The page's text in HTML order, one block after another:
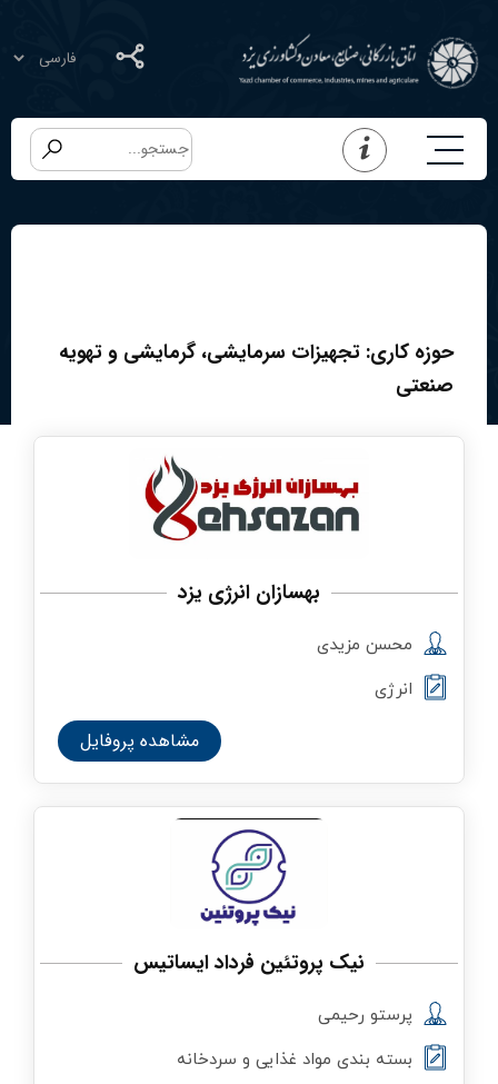
حوزه کاری: تجهیزات سرمایشی، گرمایشی و تهویه
صنعتی
بهسازان انرژی یزد
محسن مزیدی
انرژی
مشاهده پروفایل
نیک پروتئین فرداد ایساتیس
پرستو رحیمی
بسته بندی مواد غذایی و سردخانه